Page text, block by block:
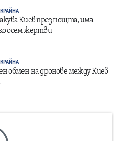
Киев през нощта, има
осем жертви
обмен на дронове между Киев